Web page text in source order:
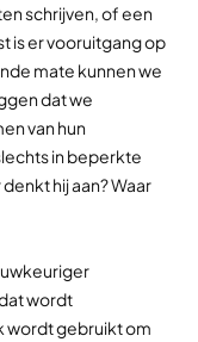
schrijven, of een
is er vooruitgang op
mate kunnen we
dat we
van hun
in beperkte
hij aan? Waar
wordt
wordt gebruikt om